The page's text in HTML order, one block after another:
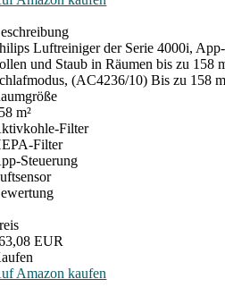
Luftreiniger der Serie 4000i,
und Staub in Räumen bis zu 158
(AC4236/10) Bis zu 158
m²
Filter
Filter
Steuerung
EUR
Amazon kaufen